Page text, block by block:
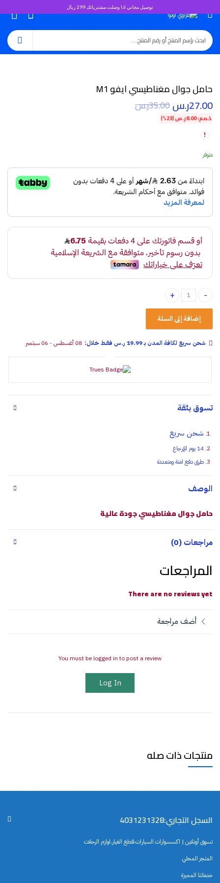
توصيل مجاني اذا وصلت مشترياتك 299 ريال
حامل جوال مغناطيسي ايفو M1
27.00ر.س35.00ر.س
خصم:8.00ر.س(23%)
متوفر
حامل جوال مغناطيسي ايفو M1 quantity
إضافة إلى السلة
شحن سريع لكافة المدن بـ 19.99 ر.س فقـط خلال: 08 أغسطس - 06 سبتمبر
تسوق بثقة
شحن سريع
14 يوم للإرجاع
طرق دفع امنة ومتعددة
الوصف
حامل جوال مغناطيسي جودة عالية
مراجعات (0)
المراجعات
There are no reviews yet
أضف مراجعة
You must be logged in to post a review
Log In
منتجات ذات صله
السجل التجاري:4031231328
تسوق أونلاين | اكسسوارات السيارات،قطع الغيار،لوازم الرحلات
المتجر المحلي
خدماتنا المميزة